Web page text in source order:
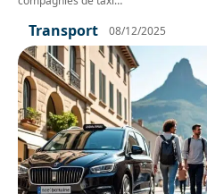
Transport 08/12/2025